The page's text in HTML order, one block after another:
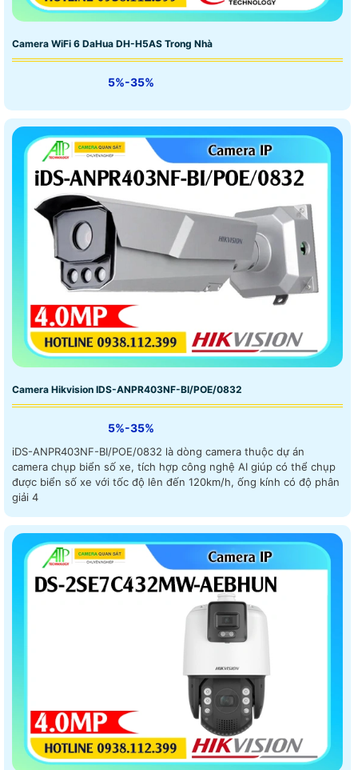
Camera WiFi 6 DaHua DH-H5AS Trong Nhà
5%-35%
Camera Hikvision IDS-ANPR403NF-BI/POE/0832
5%-35%
iDS-ANPR403NF-BI/POE/0832 là dòng camera thuộc dự án
camera chụp biển số xe, tích hợp công nghệ AI giúp có thể chụp
được biển số xe với tốc độ lên đến 120km/h, ống kính có độ phân
giải 4